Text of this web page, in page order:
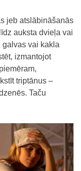
jeb atslābināšanās
auksta dvieļa vai
vai kakla
izmantojot
triptānus –
Taču